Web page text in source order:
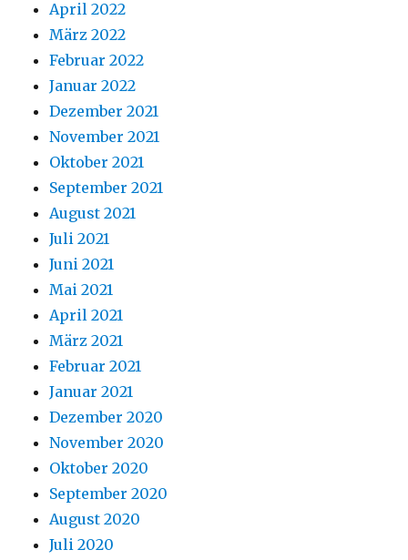
April 2022
März 2022
Februar 2022
Januar 2022
Dezember 2021
November 2021
Oktober 2021
September 2021
August 2021
Juli 2021
Juni 2021
Mai 2021
April 2021
März 2021
Februar 2021
Januar 2021
Dezember 2020
November 2020
Oktober 2020
September 2020
August 2020
Juli 2020